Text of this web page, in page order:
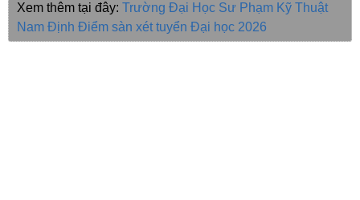
Xem thêm tại đây: Trường Đại Học Sư Phạm Kỹ Thuật
Nam Định Điểm sàn xét tuyển Đại học 2026